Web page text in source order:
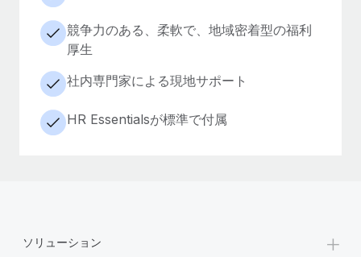
競争力のある、柔軟で、地域密着型の福利
厚生
社内専門家による現地サポート
HR Essentialsが標準で付属
ソリューション +